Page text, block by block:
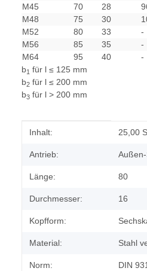
M45
70 28
M48
75 30
M52
80 33 -
M56
85 35 -
M64
95 40 -
b1 für l ≤ 125 mm
b2 für l ≤ 200 mm
b3 für l > 200 mm
Produkteigenschaft
Wert
Inhalt: 25,00
Antrieb:
Länge: 80
Durchmesser: 16
Kopfform:
Material: Stahl
Norm: DIN 931